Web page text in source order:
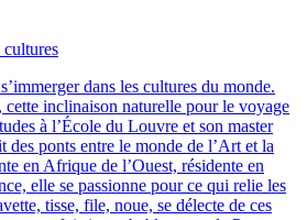
cultures
dans les cultures du monde.
inclinaison naturelle pour le voyage
à l’École du Louvre et son master
des ponts entre le monde de l’Art et la
en Afrique de l’Ouest, résidente en
elle se passionne pour ce qui relie les
tisse, file, noue, se délecte de ces